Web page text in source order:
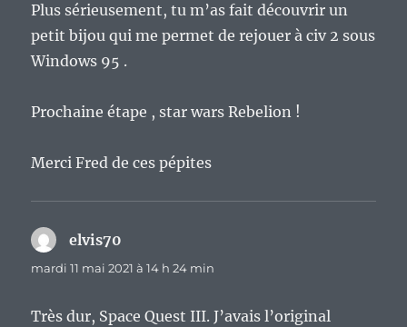
Plus sérieusement, tu m’as fait découvrir un
petit bijou qui me permet de rejouer à civ 2 sous
Windows 95 .
Prochaine étape , star wars Rebelion !
Merci Fred de ces pépites
elvis70
mardi 11 mai 2021 à 14 h 24 min
Très dur, Space Quest III. J’avais l’original